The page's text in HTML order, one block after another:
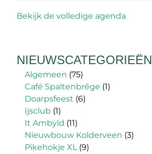
Bekijk de volledige agenda
NIEUWSCATEGORIEËN
Algemeen (75)
Café Spaltenbrêge (1)
Doarpsfeest (6)
Ijsclub (1)
It Ambyld (11)
Nieuwbouw Kolderveen (3)
Pikehokje XL(9)